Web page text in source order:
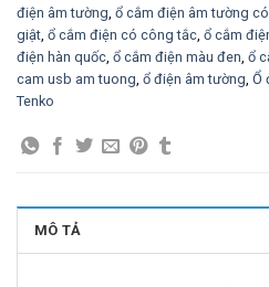
điện âm tường ổ cắm điện âm tường
giật ổ cắm điện có công tắc ổ cắm
điện hàn quốc ổ cắm điện màu đen ổ
cam usb am tuong ổ điện âm tường Ổ
Tenko
MÔ TẢ